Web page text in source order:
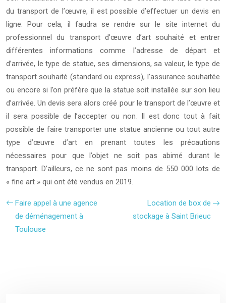
du transport de l’œuvre, il est possible d’effectuer un devis en
ligne. Pour cela, il faudra se rendre sur le site internet du
professionnel du transport d’œuvre d’art souhaité et entrer
différentes informations comme l’adresse de départ et
d’arrivée, le type de statue, ses dimensions, sa valeur, le type de
transport souhaité (standard ou express), l’assurance souhaitée
ou encore si l’on préfère que la statue soit installée sur son lieu
d’arrivée. Un devis sera alors créé pour le transport de l’œuvre et
il sera possible de l’accepter ou non. Il est donc tout à fait
possible de faire transporter une statue ancienne ou tout autre
type d’œuvre d’art en prenant toutes les précautions
nécessaires pour que l’objet ne soit pas abimé durant le
transport. D’ailleurs, ce ne sont pas moins de 550 000 lots de
« fine art » qui ont été vendus en 2019.
Faire appel à une agence
de déménagement à
Toulouse
Location de box de
stockage à Saint Brieuc